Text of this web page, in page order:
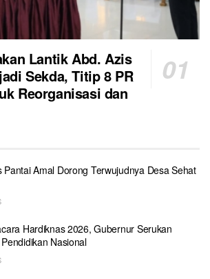
Lantik Abd. Azis
Sekda, Titip 8 PR
Reorganisasi dan
Pantai Amal Dorong Terwujudnya Desa Sehat
Hardiknas 2026, Gubernur Serukan
Nasional